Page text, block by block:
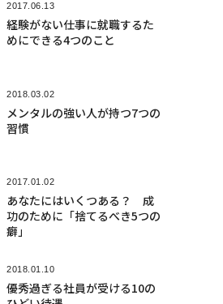
2017.06.13
経験がない仕事に就職するた
めにできる4つのこと
2018.03.02
メンタルの強い人が持つ7つの
習慣
2017.01.02
あなたにはいくつある？ 成
功のために「捨てるべき5つの
癖」
2018.01.10
優秀過ぎる社員が受ける10の